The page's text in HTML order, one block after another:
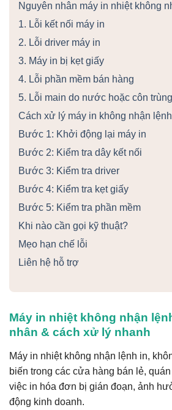
Nguyên nhân máy in nhiệt không
1. Lỗi kết nối máy in
2. Lỗi driver máy in
3. Máy in bị kẹt giấy
4. Lỗi phần mềm bán hàng
5. Lỗi main do nước hoặc côn
Cách xử lý máy in không nhận
Bước 1: Khởi động lại máy in
Bước 2: Kiểm tra dây kết nối
Bước 3: Kiểm tra driver
Bước 4: Kiểm tra kẹt giấy
Bước 5: Kiểm tra phần mềm
Khi nào cần gọi kỹ thuật?
Mẹo hạn chế lỗi
Liên hệ hỗ trợ
Máy in nhiệt không nhận
nhân & cách xử lý nhanh
Máy in nhiệt không nhận lệnh in,
biến trong các cửa hàng bán lẻ,
việc in hóa đơn bị gián đoạn, ảnh
động kinh doanh.